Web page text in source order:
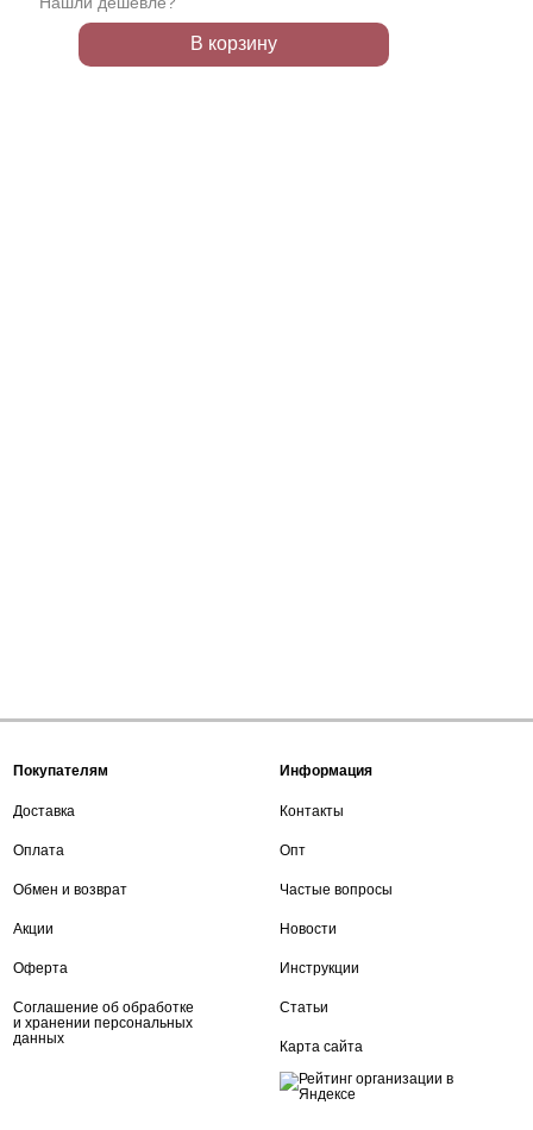
В корзину
Покупателям
Доставка
Оплата
Обмен и возврат
Акции
Оферта
Соглашение об обработке
и хранении персональных
данных
Информация
Контакты
Опт
Частые вопросы
Новости
Инструкции
Статьи
Карта сайта